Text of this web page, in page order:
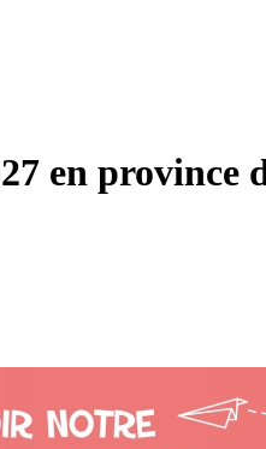
en province